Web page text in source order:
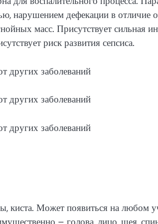
нарушением дефекации в отличие
масс. Присутствует сильная
риск развития сепсиса.
киста. Может появиться на любом